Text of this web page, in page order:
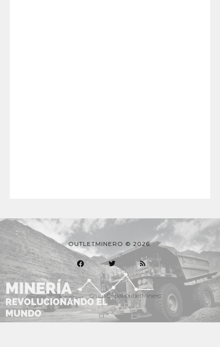
OUTLETMINERO © 2026.
Inicio Grupo Oficial OutletMinero